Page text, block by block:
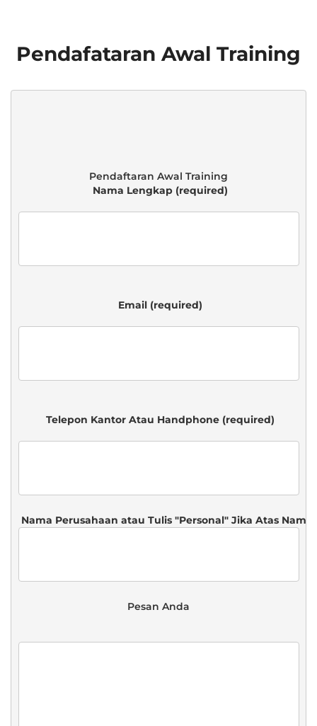
Pendafataran Awal Training
Nama Lengkap (required)
Email (required)
Telepon Kantor Atau Handphone (required)
Pesan Anda